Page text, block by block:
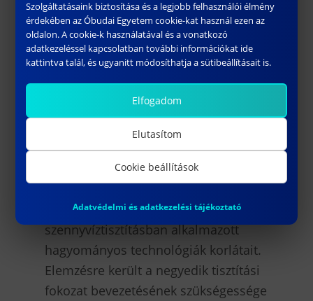
Magyarországon.”
A délelőtti szekcióban a
mikroszennyezők által támasztott
kihívások kerültek terítékre. Vezető
szakértők mutatták be a
gyógyszermaradványoktól,
növényvédőszerektől és más vegyi
anyagoktól származó
mikroszennyezők környezeti és
egészségügyi kockázatait, valamint a
szennyvíztisztításban alkalmazott
hagyományos technológiák korlátait.
Elemzésre került a negyedik tisztítási
fokozat bevezetésének szükségessége
Szolgáltatásaink biztosítása és a legjobb felhasználói élmény
érdekében az Óbudai Egyetem cookie-kat használ ezen az
oldalon. A cookie-k használatával és a vonatkozó
adatkezeléssel kapcsolatban további információkat ide
kattintva talál, és ugyanitt módosíthatja a sütibeállításait is.
Elfogadom
Elutasítom
Cookie beállítások
Adatvédelmi és adatkezelési tájékoztató